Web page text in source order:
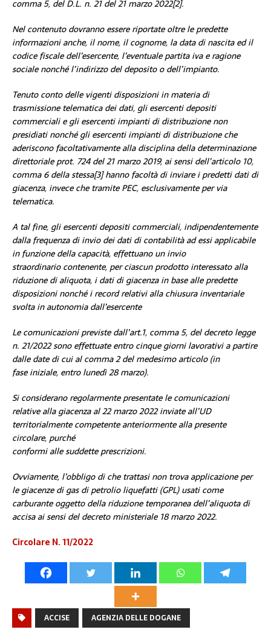
comma 5, del D.L. n. 21 del 21 marzo 2022[2].
Nel contenuto dovranno essere riportate oltre le predette
informazioni anche, il nome, il cognome, la data di nascita ed il
codice fiscale dell’esercente, l’eventuale partita iva e ragione
sociale nonché l’indirizzo del deposito o dell’impianto.
Tenuto conto delle vigenti disposizioni in materia di
trasmissione telematica dei dati, gli esercenti depositi
commerciali e gli esercenti impianti di distribuzione non
presidiati nonché gli esercenti impianti di distribuzione che
aderiscono facoltativamente alla disciplina della determinazione
direttoriale prot. 724 del 21 marzo 2019, ai sensi dell’articolo 10,
comma 6 della stessa[3] hanno facoltà di inviare i predetti dati di
giacenza, invece che tramite PEC, esclusivamente per via
telematica.
A tal fine, gli esercenti depositi commerciali, indipendentemente
dalla frequenza di invio dei dati di contabilità ad essi applicabile
in funzione della capacità, effettuano un invio
straordinario contenente, per ciascun prodotto interessato alla
riduzione di aliquota, i dati di giacenza in base alle predette
disposizioni nonché i record relativi alla chiusura inventariale
svolta in autonomia dall’esercente
Le comunicazioni previste dall’art.1, comma 5, del decreto legge
n. 21/2022 sono effettuate entro cinque giorni lavorativi a partire
dalle date di cui al comma 2 del medesimo articolo (in
fase iniziale, entro lunedì 28 marzo).
Si considerano regolarmente presentate le comunicazioni
relative alla giacenza al 22 marzo 2022 inviate all’UD
territorialmente competente anteriormente alla presente
circolare, purché
conformi alle suddette prescrizioni.
Ovviamente, l’obbligo di che trattasi non trova applicazione per
le giacenze di gas di petrolio liquefatti (GPL) usati come
carburante oggetto della riduzione temporanea dell’aliquota di
accisa ai sensi del decreto ministeriale 18 marzo 2022.
Circolare N. 11/2022
ACCISE AGENZIA DELLE DOGANE